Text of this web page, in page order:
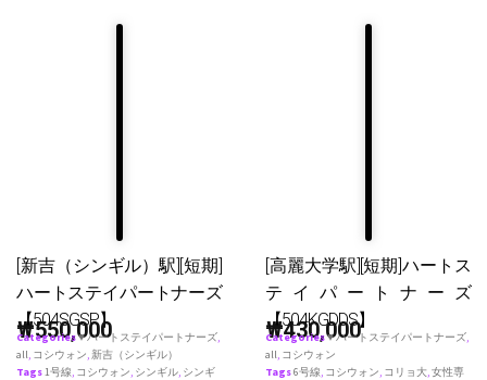
[新吉（シンギル）駅][短期]
ハートステイパートナーズ
【504SGSP】
₩550,000
Categories♥ ハートステイパートナーズ,
all, コシウォン,新吉（シンギル）
Tags1号線, コシウォン, シンギル, シンギ
[高麗大学駅][短期]ハートス
テイパートナーズ
【504KGDDS】
₩430,000
Categories♥ ハートステイパートナーズ,
all, コシウォン
Tags6号線, コシウォン, コリョ大,女性専